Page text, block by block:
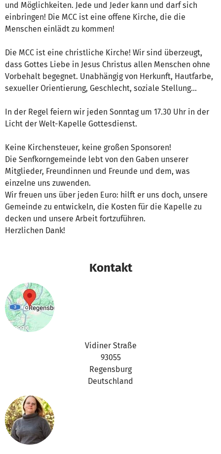
und Möglichkeiten. Jede und Jeder kann und darf sich
einbringen! Die MCC ist eine offene Kirche, die die
Menschen einlädt zu kommen!
Die MCC ist eine christliche Kirche! Wir sind überzeugt,
dass Gottes Liebe in Jesus Christus allen Menschen ohne
Vorbehalt begegnet. Unabhängig von Herkunft, Hautfarbe,
sexueller Orientierung, Geschlecht, soziale Stellung...
In der Regel feiern wir jeden Sonntag um 17.30 Uhr in der
Licht der Welt-Kapelle Gottesdienst.
Keine Kirchensteuer, keine großen Sponsoren!
Die Senfkorngemeinde lebt von den Gaben unserer
Mitglieder, Freundinnen und Freunde und dem, was
einzelne uns zuwenden.
Wir freuen uns über jeden Euro: hilft er uns doch, unsere
Gemeinde zu entwickeln, die Kosten für die Kapelle zu
decken und unsere Arbeit fortzuführen.
Herzlichen Dank!
Kontakt
Vidiner Straße
93055
Regensburg
Deutschland